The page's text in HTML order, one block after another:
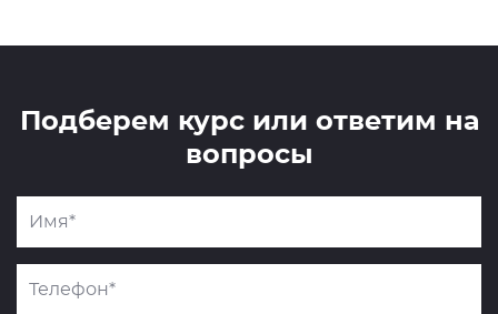
Подберем курс или ответим на
вопросы